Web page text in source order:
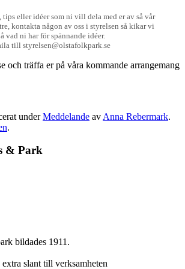
tips eller idéer som ni vill dela med er av så vår
kontakta någon av oss i styrelsen så kikar vi
vad ni har för spännande idéer.
till styrelsen@olstafolkpark.se
och träffa er på våra kommande arrangemang
underMeddelande av Anna Rebermark.
.
& Park
bildades 1911.
slant till verksamheten